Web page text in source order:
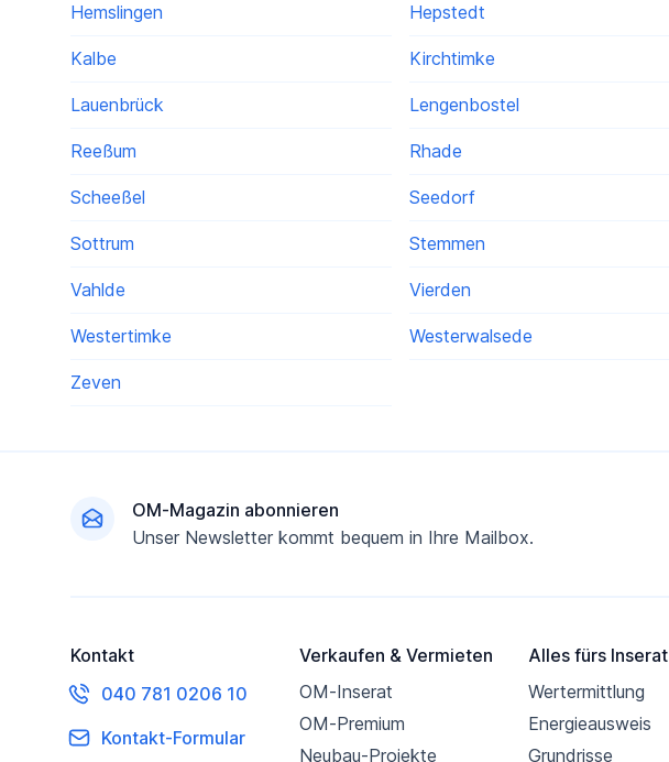
Hemslingen Hepstedt
Kalbe Kirchtimke
Lauenbrück Lengenbostel
Reeßum Rhade
Scheeßel Seedorf
Sottrum Stemmen
Vahlde Vierden
Westertimke Westerwalsede
Zeven
OM-Magazin abonnieren
Unser Newsletter kommt bequem in Ihre Mailbox.
Kontakt
040 781 0206 10
Kontakt-Formular
Verkaufen & Vermieten
OM-Inserat
OM-Premium
Neubau-Projekte
Alles fürs Inserat
Wertermittlung
Energieausweis
Grundrisse